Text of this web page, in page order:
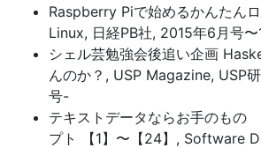
Raspberry Piで始めるかんたん
Linux, 日経PB社, 2015年6月号〜
シェル芸勉強会後追い企画
んのか？, USP Magazine, USP
号-
テキストデータならお手のもの
プト 【1】〜【24】, Software